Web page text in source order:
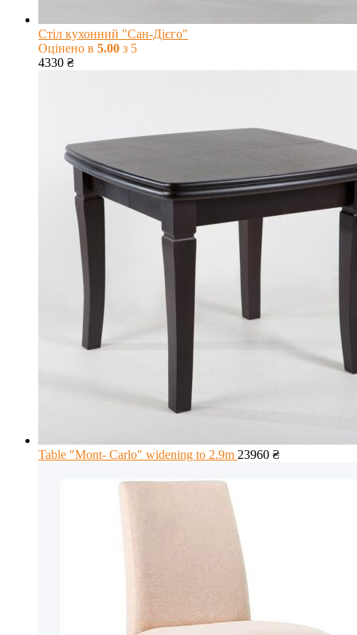
Стіл кухонний "Сан-Дієго"
Оцінено в 5.00 з 5
4330 ₴
Table "Mont- Carlo" widening to 2.9m 23960 ₴